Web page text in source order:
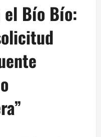
el Bío Bío: